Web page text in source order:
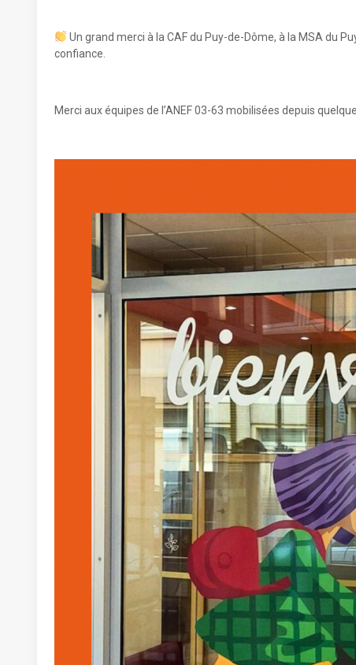
Un grand merci à la CAF du Puy-de-Dôme, à la MSA du
confiance.
Merci aux équipes de l’ANEF 03-63 mobilisées depuis